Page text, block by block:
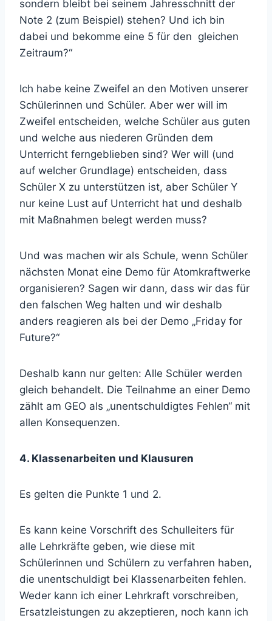
sondern bleibt bei seinem Jahresschnitt der
Note 2 (zum Beispiel) stehen? Und ich bin
dabei und bekomme eine 5 für den gleichen
Zeitraum?“
Ich habe keine Zweifel an den Motiven unserer
Schülerinnen und Schüler. Aber wer will im
Zweifel entscheiden, welche Schüler aus guten
und welche aus niederen Gründen dem
Unterricht ferngeblieben sind? Wer will (und
auf welcher Grundlage) entscheiden, dass
Schüler X zu unterstützen ist, aber Schüler Y
nur keine Lust auf Unterricht hat und deshalb
mit Maßnahmen belegt werden muss?
Und was machen wir als Schule, wenn Schüler
nächsten Monat eine Demo für Atomkraftwerke
organisieren? Sagen wir dann, dass wir das für
den falschen Weg halten und wir deshalb
anders reagieren als bei der Demo „Friday for
Future?“
Deshalb kann nur gelten: Alle Schüler werden
gleich behandelt. Die Teilnahme an einer Demo
zählt am GEO als „unentschuldigtes Fehlen“ mit
allen Konsequenzen.
4. Klassenarbeiten und Klausuren
Es gelten die Punkte 1 und 2.
Es kann keine Vorschrift des Schulleiters für
alle Lehrkräfte geben, wie diese mit
Schülerinnen und Schülern zu verfahren haben,
die unentschuldigt bei Klassenarbeiten fehlen.
Weder kann ich einer Lehrkraft vorschreiben,
Ersatzleistungen zu akzeptieren, noch kann ich